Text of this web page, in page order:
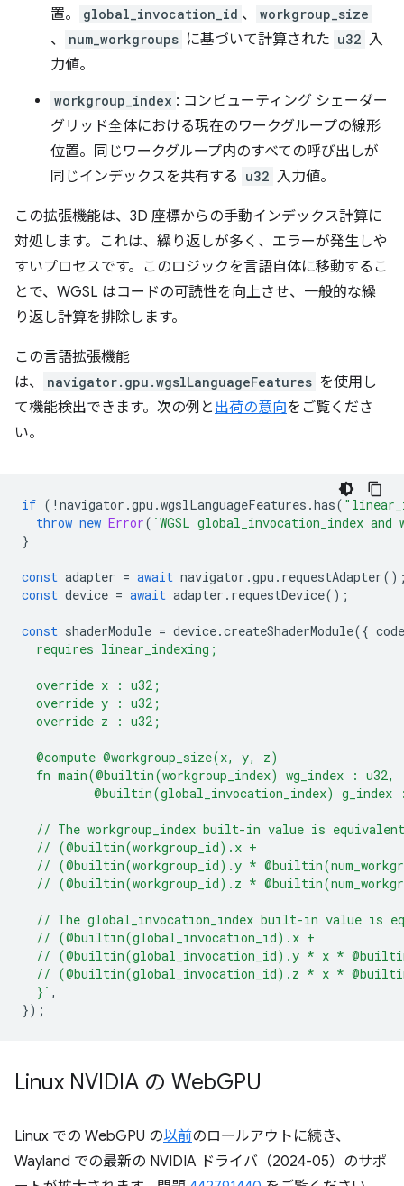
置。
global_invocation_id 、 workgroup_size
、 num_workgroups に基づいて計算された u32 入
力値。
workgroup_index : コンピューティング シェーダー
グリッド全体における現在のワークグループの線形
位置。同じワークグループ内のすべての呼び出しが
同じインデックスを共有する u32 入力値。
この拡張機能は、3D 座標からの手動インデックス計算に
対処します。これは、繰り返しが多く、エラーが発生しや
すいプロセスです。このロジックを言語自体に移動するこ
とで、WGSL はコードの可読性を向上させ、一般的な繰
り返し計算を排除します。
この言語拡張機能
は、
navigator.gpu.wgslLanguageFeatures を使用し
て機能検出できます。次の例と 出荷の意向をご覧くださ
い。
if ( ! navigator .gpu .wgslLanguageFeatures .has(
throw new Error( `WGSL global_invocation_index
}
const adapter = await navigator .gpu . requestAdapter
const device = await adapter . requestDevice();
const shaderModule = device.createShaderModule({ code
  requires linear_indexing;
  override x : u32;
  override y : u32;
  override z : u32;
  @compute @workgroup_size(x, y, z)
  fn main(@builtin(workgroup_index) wg_index : u32,
@builtin(global_invocation_index) g_index
// The workgroup_index built-in value is
  // (@builtin(workgroup_id).x +
// (@builtin(workgroup_id).y *
// (@builtin(workgroup_id).z *
// The global_invocation_index built-in value is
  // (@builtin(global_invocation_id).x +
// (@builtin(global_invocation_id).y * x *
// (@builtin(global_invocation_id).z * x *
  }`
,
});
Linux NVIDIA の WebGPU
Linux での WebGPU の以前のロールアウトに続き、
Wayland での最新の NVIDIA ドライバ（2024-05）のサポ